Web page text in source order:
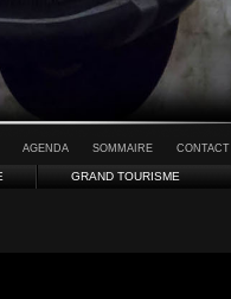
AGENDA SOMMAIRE CONTACT
GRAND TOURISME